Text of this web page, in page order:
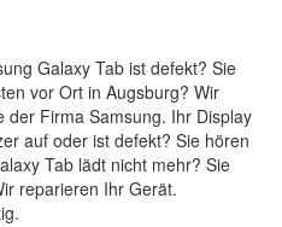
Galaxy Tab ist defekt? Sie
vor Ort in Augsburg? Wir
Firma Samsung. Ihr Display
auf oder ist defekt? Sie hören
Tab lädt nicht mehr? Sie
reparieren Ihr Gerät.